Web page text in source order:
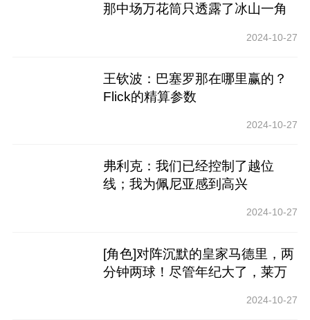
那中场万花筒只透露了冰山一角
2024-10-27
王钦波：巴塞罗那在哪里赢的？
Flick的精算参数
2024-10-27
弗利克：我们已经控制了越位
线；我为佩尼亚感到高兴
2024-10-27
[角色]对阵沉默的皇家马德里，两
分钟两球！尽管年纪大了，莱万
2024-10-27